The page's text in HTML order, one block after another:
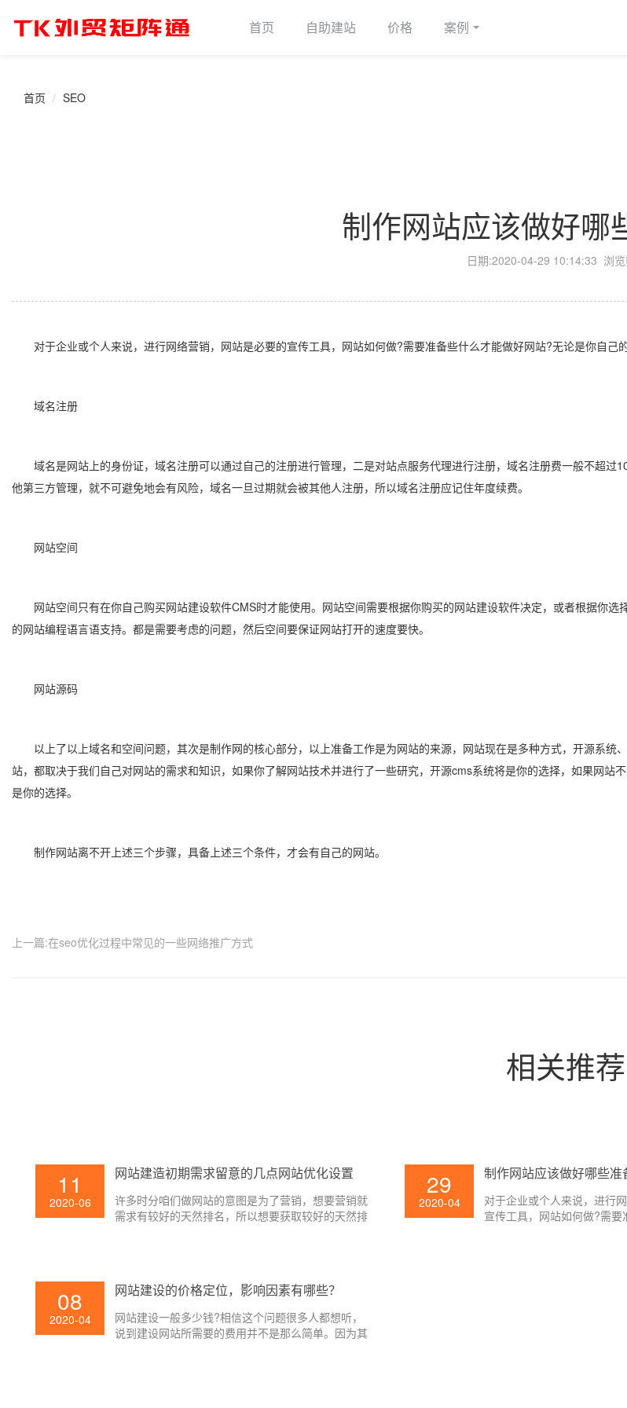
首页 自助建站 价格 案例
首页 SEO
制作网站应该做好哪
日期:2020-04-29 10:14:33 浏
对于企业或个人来说，进行网络营销，网站是必要的宣传工具，网站如何做?需要准备些什么才能做好网站?无论是你自己
域名注册
域名是网站上的身份证，域名注册可以通过自己的注册进行管理，二是对站点服务代理进行注册，域名注册费一般不超过
他第三方管理，就不可避免地会有风险，域名一旦过期就会被其他人注册，所以域名注册应记住年度续费。
网站空间
网站空间只有在你自己购买网站建设软件CMS时才能使用。网站空间需要根据你购买的网站建设软件决定，或者根据你
的网站编程语言语支持。都是需要考虑的问题，然后空间要保证网站打开的速度要快。
网站源码
以上了以上域名和空间问题，其次是制作网的核心部分，以上准备工作是为网站的来源，网站现在是多种方式，开源系统
站，都取决于我们自己对网站的需求和知识，如果你了解网站技术并进行了一些研究，开源cms系统将是你的选择，如果网
是你的选择。
制作网站离不开上述三个步骤，具备上述三个条件，才会有自己的网站。
上一篇:在seo优化过程中常见的一些网络推广方式
相关推荐
11
2020-06
网站建造初期需求留意的几点网站优化设置
许多时分咱们做网站的意图是为了营销，想要营销就
需求有较好的天然排名，所以想要获取较好的天然排
29
2020-04
制作网站应该做好哪些准
对于企业或个人来说，进行
宣传工具，网站如何做?需
08
2020-04
网站建设的价格定位，影响因素有哪些？
网站建设一般多少钱?相信这个问题很多人都想听，
说到建设网站所需要的费用并不是那么简单。因为其